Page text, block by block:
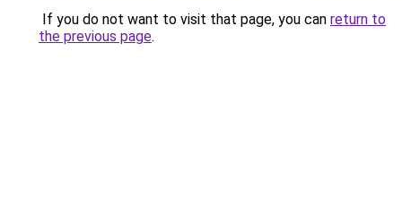
If you do not want to visit that page, you can return to
the previous page.